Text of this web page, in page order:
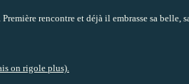
rencontre et déjà il embrasse sa belle,
on rigole plus).